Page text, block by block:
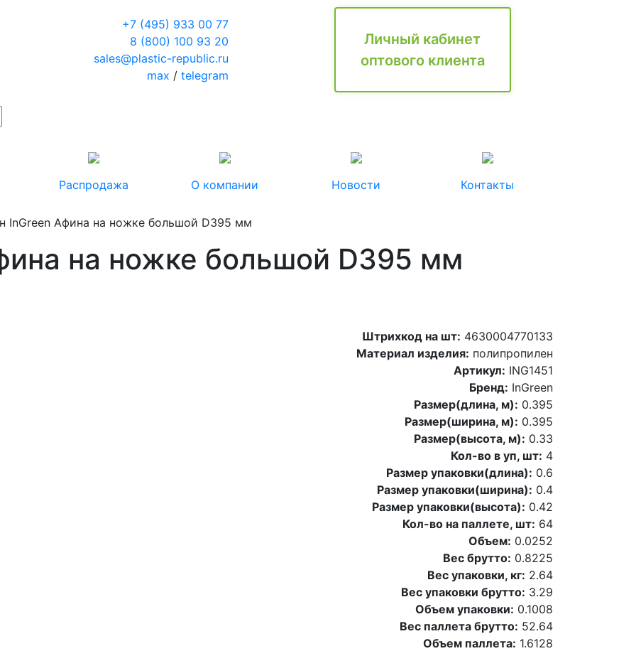
+7 (495) 933 00 77
8 (800) 100 93 20
sales@plastic-republic.ru
max / telegram
Личный кабинет
оптового клиента
Распродажа О компании Новости Контакты
InGreen Афина на ножке большой D395 мм
на ножке большой D395 мм
Штрихкод на шт: 4630004770133
Материал изделия: полипропилен
Артикул: ING1451
Бренд: InGreen
Размер(длина, м): 0.395
Размер(ширина, м): 0.395
Размер(высота, м): 0.33
Кол-во в уп, шт: 4
Размер упаковки(длина): 0.6
Размер упаковки(ширина): 0.4
Размер упаковки(высота): 0.42
Кол-во на паллете, шт: 64
Объем: 0.0252
Вес брутто: 0.8225
Вес упаковки, кг: 2.64
Вес упаковки брутто: 3.29
Объем упаковки: 0.1008
Вес паллета брутто: 52.64
Объем паллета: 1.6128